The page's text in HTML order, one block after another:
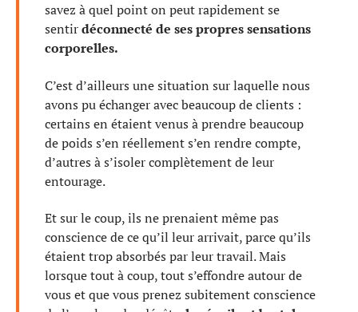
savez à quel point on peut rapidement se
sentirdéconnecté de ses propres sensations
corporelles.
C’est d’ailleurs une situation sur laquelle nous
avons pu échanger avec beaucoup de clients :
certains en étaient venus à prendre beaucoup
de poids s’en réellement s’en rendre compte,
d’autres à s’isoler complètement de leur
entourage.
Et sur le coup, ils ne prenaient même pas
conscience de ce qu’il leur arrivait, parce qu’ils
étaient trop absorbés par leur travail. Mais
lorsque tout à coup, tout s’effondre autour de
vous et que vous prenez subitement conscience